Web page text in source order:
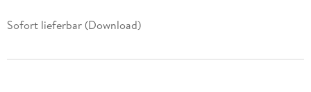
Sofort lieferbar (Download)